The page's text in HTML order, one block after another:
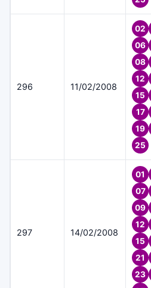
296 11/02/2008
02
06
08
12
15
17
19
25
297 14/02/2008
01
07
09
12
15
21
23